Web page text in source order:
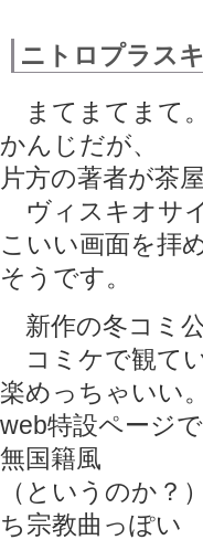
ニトロプラス
まてまてまて
かんじだが、
片方の著者が茶
ヴィスキオサ
こいい画面を拝
そうです。
新作の冬コミ
コミケで観て
楽めっちゃいい。
web特設ページ
無国籍風
（というのか？
ち宗教曲っぽい